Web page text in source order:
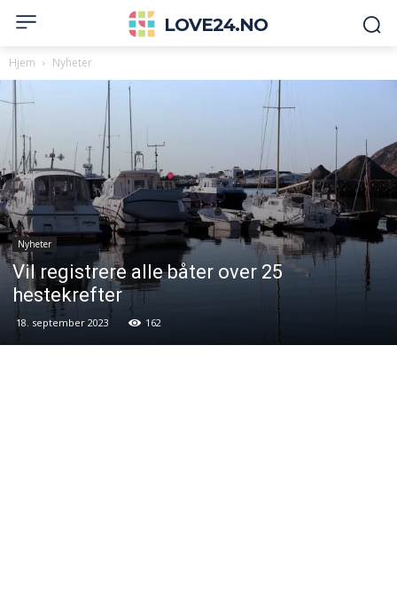
LOVE24.NO
Hjem Nyheter
Nyheter
Vil registrere alle båter over 25
hestekrefter
18. september 2023 162